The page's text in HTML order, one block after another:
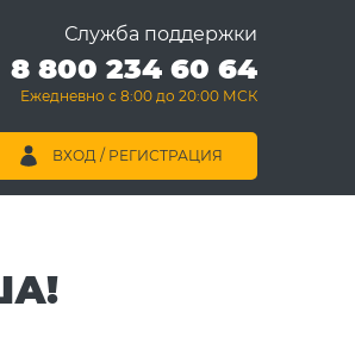
Служба поддержки
8 800 234 60 64
Ежедневно с 8:00 до 20:00 МСК
ВХОД / РЕГИСТРАЦИЯ